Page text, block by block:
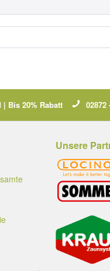
Bis 20% Rabatt 02872
Unsere